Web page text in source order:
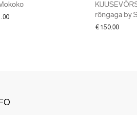
rõngaga by
€ 150.00